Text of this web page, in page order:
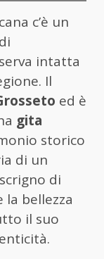
c’è un
intatta
Il
ed è
gita
storico
di un
di
bellezza
il suo